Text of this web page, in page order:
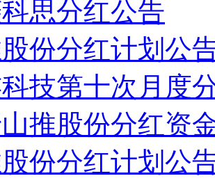
思分红公告
份分红计划公
技第十次月度
推股份分红资
份分红计划公